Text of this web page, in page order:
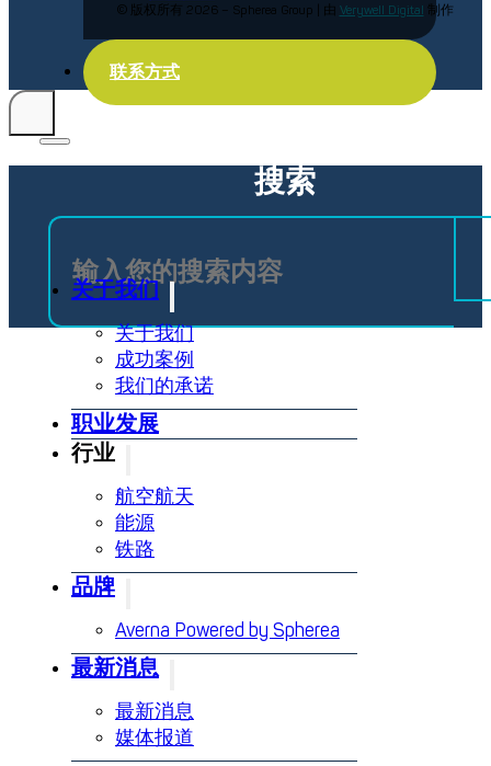
联系方式
关于我们
关于我们
成功案例
我们的承诺
职业发展
行业
航空航天
能源
铁路
品牌
Averna Powered by Spherea
最新消息
最新消息
媒体报道
© 版权所有 2026 – Spherea Group | 由 Verywell Digital 制作
法律声明
搜索